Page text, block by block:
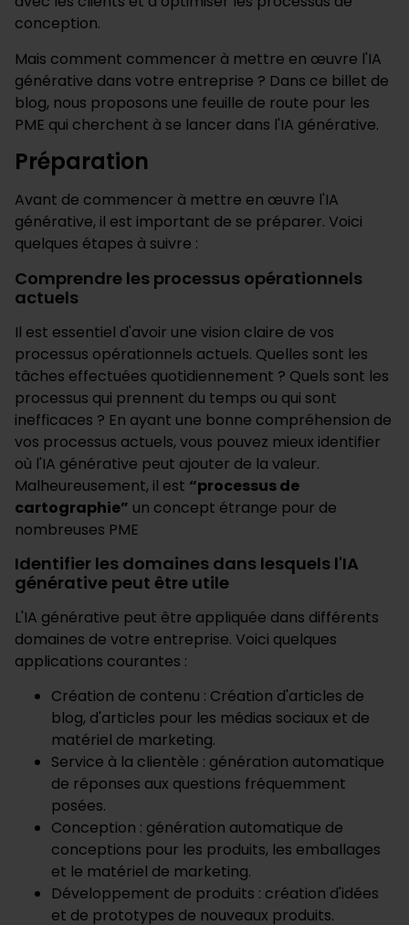
conception.
Mais comment commencer à mettre en œuvre l'IA
générative dans votre entreprise ? Dans ce billet de
blog, nous proposons une feuille de route pour les
PME qui cherchent à se lancer dans l'IA générative.
Préparation
Avant de commencer à mettre en œuvre l'IA
générative, il est important de se préparer. Voici
quelques étapes à suivre :
Comprendre les processus opérationnels
actuels
Il est essentiel d'avoir une vision claire de vos
processus opérationnels actuels. Quelles sont les
tâches effectuées quotidiennement ? Quels sont les
processus qui prennent du temps ou qui sont
inefficaces ? En ayant une bonne compréhension de
vos processus actuels, vous pouvez mieux identifier
où l'IA générative peut ajouter de la valeur.
Malheureusement, il est “processus de
cartographie” un concept étrange pour de
nombreuses PME
Identifier les domaines dans lesquels l'IA
générative peut être utile
L'IA générative peut être appliquée dans différents
domaines de votre entreprise. Voici quelques
applications courantes :
Création de contenu : Création d'articles de
blog, d'articles pour les médias sociaux et de
matériel de marketing.
Service à la clientèle : génération automatique
de réponses aux questions fréquemment
posées.
Conception : génération automatique de
conceptions pour les produits, les emballages
et le matériel de marketing.
Développement de produits : création d'idées
et de prototypes de nouveaux produits.